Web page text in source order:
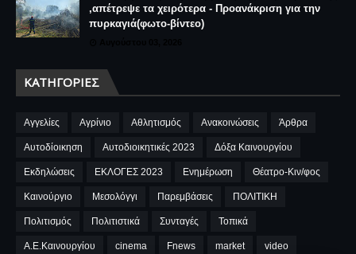
,απέτρεψε τα χειρότερα - Προανάκριση για την
πυρκαγιά(φωτο-βίντεο)
ΚΑΤΗΓΟΡΊΕΣ
Αγγελίες Αγρίνιο Αθλητισμός Ανακοινώσεις Άρθρα
Αυτοδίοικηση Αυτοδιοικητικές 2023 Δόξα Καινουργίου
Εκδηλώσεις ΕΚΛΟΓΕΣ 2023 Ενημέρωση Θέατρο-Κιν/φος
Καινούργιο Μεσολόγγι Παρεμβάσεις ΠΟΛΙΤΙΚΗ
Πολιτισμός Πολιτιστικά Συνταγές Τοπικά
A.E.Καινουργίου cinema Fnews market video